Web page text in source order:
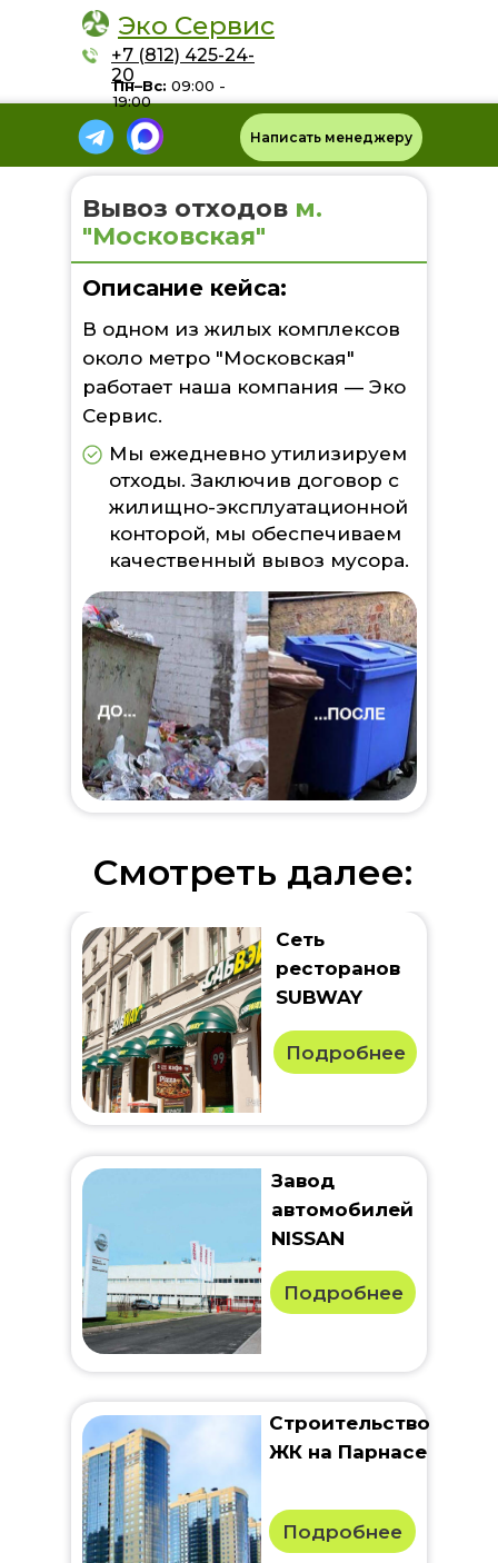
+7 (812) 425-24-
20
Пн–Вс: 09:00 -
19:00
Эко Сервис
Написать менеджеру
Вывоз отходов м.
"Московская"
Мы ежедневно утилизируем
отходы. Заключив договор с
жилищно-эксплуатационной
конторой, мы обеспечиваем
качественный вывоз мусора.
В одном из жилых комплексов
около метро "Московская"
работает наша компания — Эко
Сервис.
Описание кейса:
Смотреть далее:
Подробнее
Сеть
ресторанов
SUBWAY
Подробнее
Завод
автомобилей
NISSAN
Подробнее
Строительство
ЖК на Парнасе